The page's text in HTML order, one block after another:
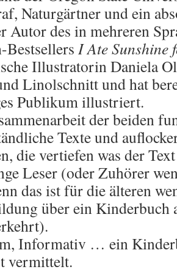
Naturgärtner und ein
Autor des in mehreren
I Ate Sunshine
Illustratorin Daniela
Linolschnitt und hat
Publikum illustriert.
der beiden
Texte und
die vertiefen was der
Leser (oder Zuhörer
das ist für die älteren
über ein Kinderbuch
Informativ … ein
vermittelt.